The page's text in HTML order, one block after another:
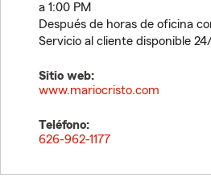
a 1:00 PM
Después de horas de oficina
Servicio al cliente disponible
Sitio web:
www.mariocristo.com
Teléfono:
626-962-1177